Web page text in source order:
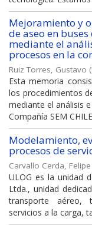
Mejoramiento y
de aseo en
mediante el
procesos en la
Ruiz Torres, Gustavo (
Esta memoria
los procedimientos
mediante el análisis
Compañía SEM
Modelamiento,
procesos de
Carvallo Cerda, Felipe
ULOG es la unidad
Ltda., unidad
transporte aéreo,
servicios a la carga,